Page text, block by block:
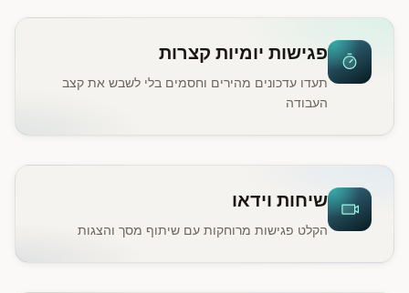
פגישות יומיות קצרות
תעדו עדכונים מהירים וחסמים בלי לשבש את קצב
העבודה
שיחות וידאו
הקלט פגישות מרוחקות עם שיתוף מסך והצגות